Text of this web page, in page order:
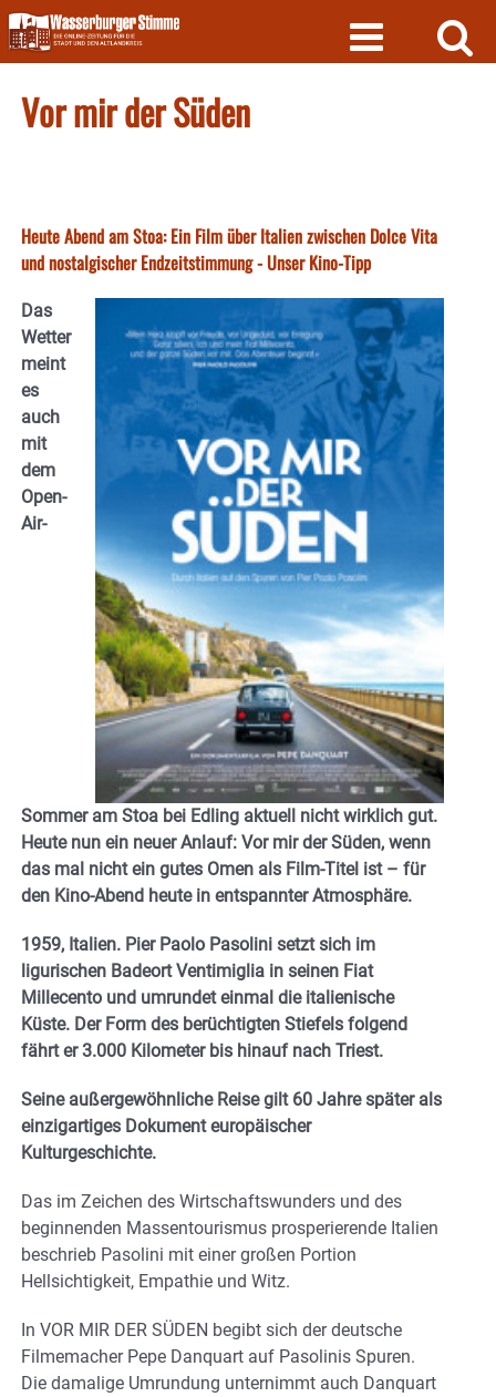
Skip
to
content
Vor mir der Süden
Heute Abend am Stoa: Ein Film über Italien zwischen Dolce Vita
und nostalgischer Endzeitstimmung - Unser Kino-Tipp
Das
Wetter
meint
es
auch
mit
dem
Open-
Air-
Sommer am Stoa bei Edling aktuell nicht wirklich gut.
Heute nun ein neuer Anlauf: Vor mir der Süden, wenn
das mal nicht ein gutes Omen als Film-Titel ist – für
den Kino-Abend heute in entspannter Atmosphäre.
1959, Italien. Pier Paolo Pasolini setzt sich im
ligurischen Badeort Ventimiglia in seinen Fiat
Millecento und umrundet einmal die italienische
Küste. Der Form des berüchtigten Stiefels folgend
fährt er 3.000 Kilometer bis hinauf nach Triest.
Seine außergewöhnliche Reise gilt 60 Jahre später als
einzigartiges Dokument europäischer
Kulturgeschichte.
Das im Zeichen des Wirtschaftswunders und des
beginnenden Massentourismus prosperierende Italien
beschrieb Pasolini mit einer großen Portion
Hellsichtigkeit, Empathie und Witz.
In VOR MIR DER SÜDEN begibt sich der deutsche
Filmemacher Pepe Danquart auf Pasolinis Spuren.
Die damalige Umrundung unternimmt auch Danquart